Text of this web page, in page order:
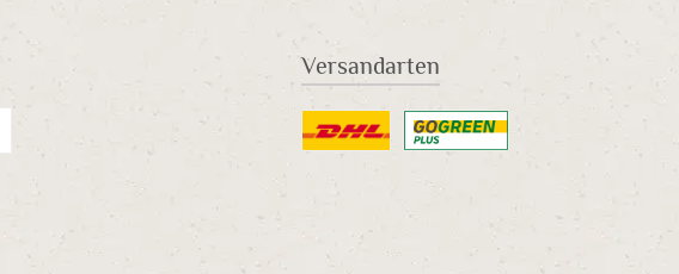
Versandarten
Benutzerdefiniertes Bild 2